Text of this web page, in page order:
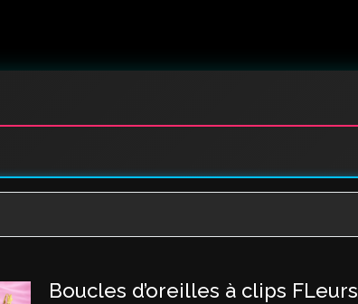
Boucles d’oreilles à clips FLeurs